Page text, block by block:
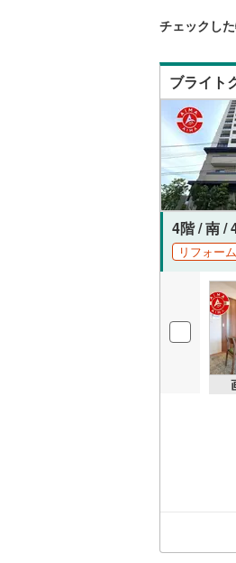
チェックし
ブライト
4階 / 南 /
リフォーム
該
該
該
該
該
該